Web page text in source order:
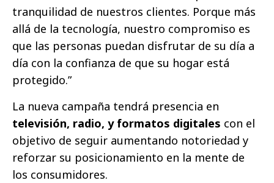
tranquilidad de nuestros clientes. Porque más
allá de la tecnología, nuestro compromiso es
que las personas puedan disfrutar de su día a
día con la confianza de que su hogar está
protegido.”
La nueva campaña tendrá presencia en
televisión, radio, y formatos digitales con el
objetivo de seguir aumentando notoriedad y
reforzar su posicionamiento en la mente de
los consumidores.